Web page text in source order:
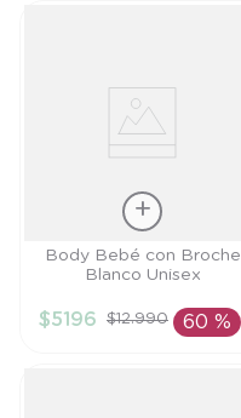
Talla
AÑADIR AL
Body Bebé con Broche
Blanco Unisex
$5196 $12.990 60 %